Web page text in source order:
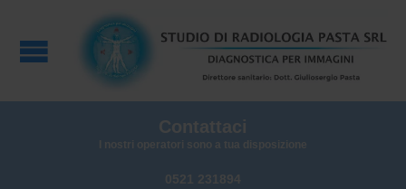
Contattaci
I nostri operatori sono a tua disposizione
0521 231894